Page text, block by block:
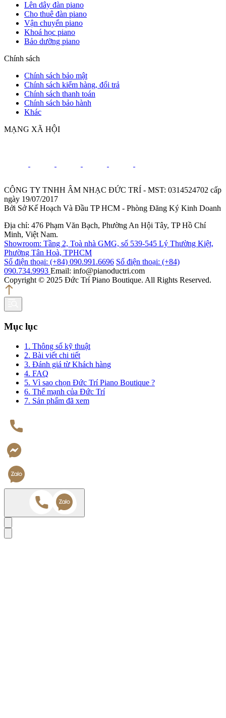
Lên dây đàn piano
Cho thuê đàn piano
Vận chuyển piano
Khoá học piano
Bảo dưỡng piano
Chính sách
Chính sách bảo mật
Chính sách kiểm hàng, đổi trả
Chính sách thanh toán
Chính sách bảo hành
Khác
MẠNG XÃ HỘI
CÔNG TY TNHH ÂM NHẠC ĐỨC TRÍ - MST: 0314524702 cấp
ngày 19/07/2017
Bởi Sở Kế Hoạch Và Đầu TP HCM - Phòng Đăng Ký Kinh Doanh
Địa chỉ: 476 Phạm Văn Bạch, Phường An Hội Tây, TP Hồ Chí
Minh, Việt Nam.
Showroom: Tầng 2, Toà nhà GMG, số 539-545 Lý Thường Kiệt,
Phường Tân Hoà, TPHCM
Số điện thoại: (+84) 090.991.6696 Số điện thoại: (+84)
090.734.9993 Email: info@pianoductri.com
Copyright © 2025 Đức Trí Piano Boutique. All Rights Reserved.
Mục lục
1. Thông số kỹ thuật
2. Bài viết chi tiết
3. Đánh giá từ Khách hàng
4. FAQ
5. Vì sao chọn Đức Trí Piano Boutique ?
6. Thế mạnh của Đức Trí
7. Sản phẩm đã xem